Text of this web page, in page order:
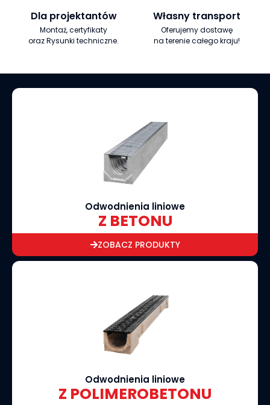
Dla projektantów
Montaż, certyfikaty
oraz Rysunki techniczne.
Własny transport
Oferujemy dostawę
na terenie całego kraju!
Odwodnienia liniowe
Z BETONU
ZOBACZ PRODUKTY
Odwodnienia liniowe
Z POLIMEROBETONU